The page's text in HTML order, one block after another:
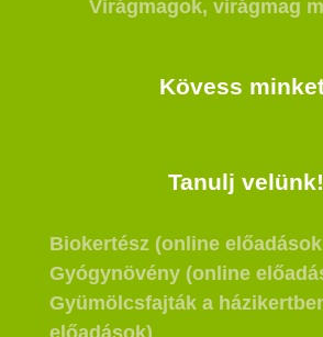
Virágmagok, virágmag
Kövess
Tanulj velünk!
Biokertész (online
Gyógynövény (online
Gyümölcsfajták a